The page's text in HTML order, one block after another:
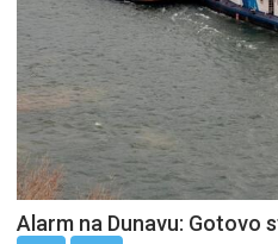
Alarm na Dunavu: Gotovo